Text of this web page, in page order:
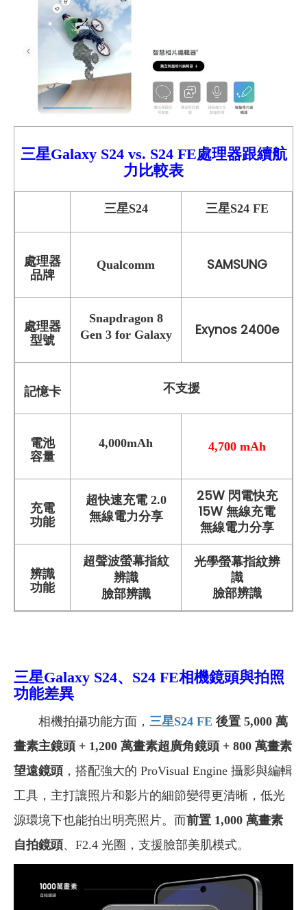
三星Galaxy S24 vs. S24 FE處理器跟續航
力比較表
三星S24 三星S24 FE
處理器
品牌
Qualcomm SAMSUNG
處理器
型號
Snapdragon 8
Gen 3 for Galaxy
Exynos 2400e
記憶卡 不支援
電池
容量
4,000mAh 4,700 mAh
充電
功能
超快速充電 2.0
無線電力分享
25W 閃電快充
15W 無線充電
無線電力分享
辨識
功能
超聲波螢幕指紋
辨識
臉部辨識
光學螢幕指紋辨
識
臉部辨識
三星Galaxy S24、S24 FE相機鏡頭與拍照
功能差異
相機拍攝功能方面， 三星S24 FE 後置 5,000 萬
畫素主鏡頭 + 1,200 萬畫素超廣角鏡頭 + 800 萬畫素
望遠鏡頭 ，搭配強大的 ProVisual Engine 攝影與編輯
工具，主打讓照片和影片的細節變得更清晰，低光
源環境下也能拍出明亮照片。而前置 1,000 萬畫素
自拍鏡頭、F2.4 光圈，支援臉部美肌模式。